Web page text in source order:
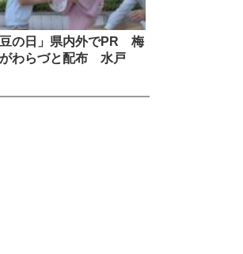
豆の日」県内外でPR 梅
わらづと配布 水戸